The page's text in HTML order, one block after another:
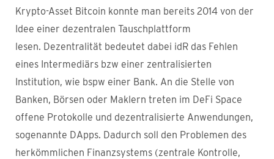
Krypto-Asset Bitcoin konnte man bereits 2014 von der
Idee einer dezentralen Tauschplattform
lesen. Dezentralität bedeutet dabei idR das Fehlen
eines Intermediärs bzw einer zentralisierten
Institution, wie bspw einer Bank. An die Stelle von
Banken, Börsen oder Maklern treten im DeFi Space
offene Protokolle und dezentralisierte Anwendungen,
sogenannte DApps. Dadurch soll den Problemen des
herkömmlichen Finanzsystems (zentrale Kontrolle,